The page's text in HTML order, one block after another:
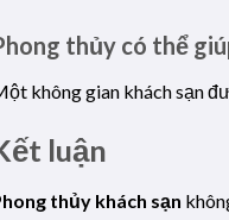
thủy có thể
không gian khách sạn
luận
thủy khách sạn